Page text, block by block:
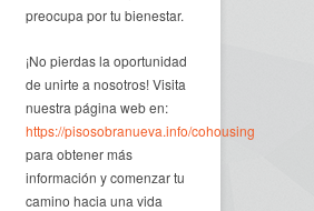
preocupa por tu bienestar.
¡No pierdas la oportunidad
de unirte a nosotros! Visita
nuestra página web en:
https://pisosobranueva.info/cohousing
para obtener más
información y comenzar tu
camino hacia una vida